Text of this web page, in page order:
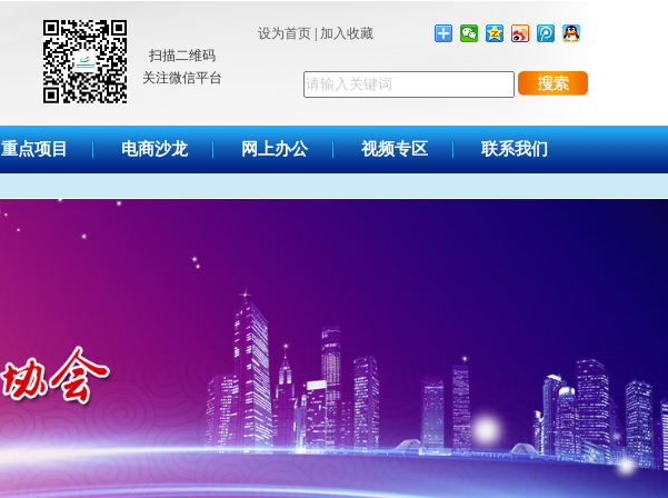
扫描二维码
关注微信平台
设为首页| 加入收藏
重点项目 电商沙龙 网上办公 视频专区 联系我们